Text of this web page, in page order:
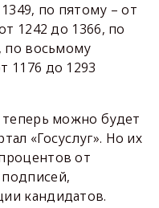
по пятому – от
1242 до 1366, по
по восьмому
1176 до 1293
теперь можно будет
«Госуслуг». Но их
от
кандидатов.